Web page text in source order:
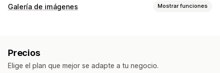
Opciones de muestra
Reseñas populares
Resúmenes de reseñas Fragmentos enriquecidos
Galería de imágenes Mostrar funciones
Portafolio
Video UGC
Precios
Elige el plan que mejor se adapte a tu negocio.